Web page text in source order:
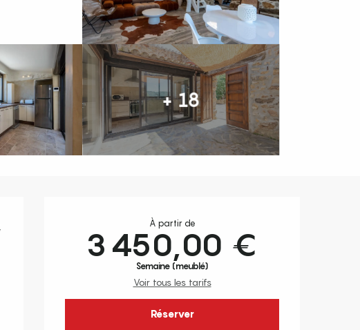
+ 18
Ouverture et coordonnées
À partir de
3 450,00 €
Semaine (meublé)
Voir tous les tarifs
Réserver